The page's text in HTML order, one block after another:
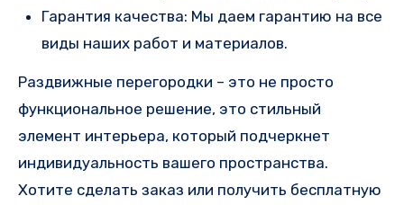
Гарантия качества: Мы даем гарантию на все
виды наших работ и материалов.
Раздвижные перегородки – это не просто
функциональное решение, это стильный
элемент интерьера, который подчеркнет
индивидуальность вашего пространства.
Хотите сделать заказ или получить бесплатную